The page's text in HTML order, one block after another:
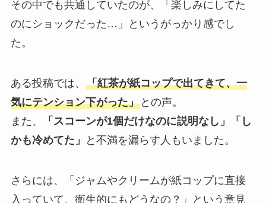
その中でも共通していたのが、「楽しみにしてた
のにショックだった…」というがっかり感でし
た。
ある投稿では、 「紅茶が紙コップで出てきて、一
気にテンション下がった」との声。
また、
「スコーンが1個だけなのに説明なし」「し
かも冷めてた」
と不満を漏らす人もいました。
さらには、「ジャムやクリームが紙コップに直接
入っていて、衛生的にもどうなの？」という意見